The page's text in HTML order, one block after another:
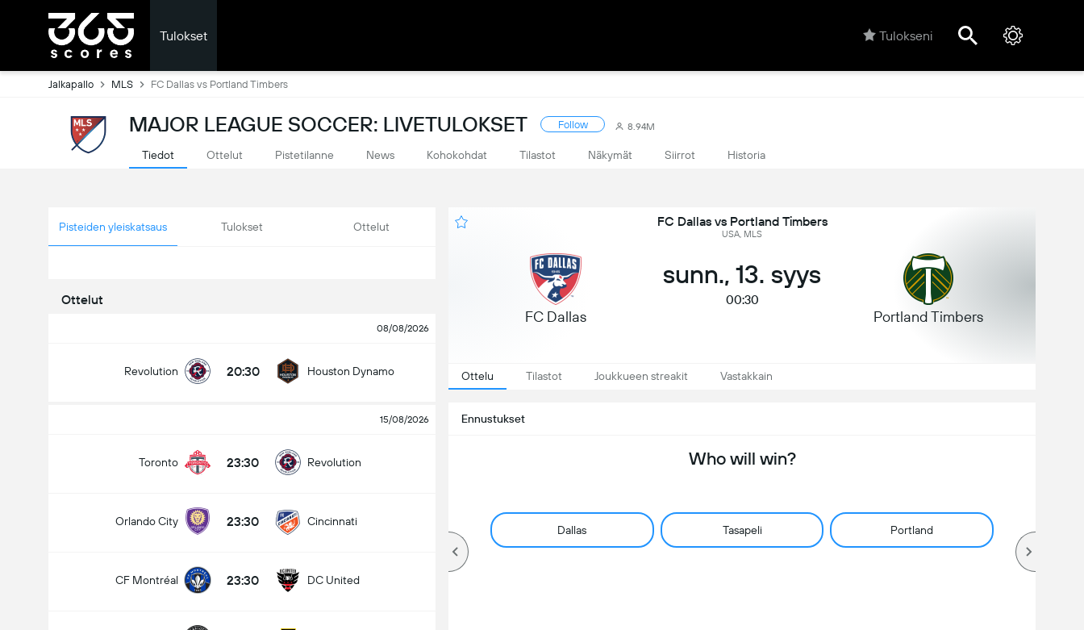
Tulokset Tulokseni
Jalkapallo MLS FC Dallas vs Portland Timbers
MAJOR LEAGUE SOCCER: LIVETULOKSET Follow 8.94M
Tiedot Ottelut Pistetilanne News Kohokohdat Tilastot Näkymät Siirrot Historia
Pisteiden yleiskatsaus Tulokset Ottelut
Ottelut
08/08/2026
Revolution 20:30 Houston Dynamo
15/08/2026
Toronto 23:30 Revolution
Orlando City 23:30 Cincinnati
CF Montréal 23:30 DC United
FC Dallas vs Portland Timbers
USA, MLS
FC Dallas
sunn., 13. syys
00:30
Portland Timbers
Ottelu Tilastot Joukkueen streakit Vastakkain
Ennustukset
Who will win?
Dallas Tasapeli Portland
Ottelussa maaleja yhteensä (2.5)
Yli